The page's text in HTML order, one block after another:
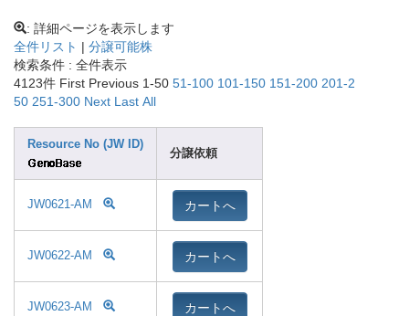
: 詳細ページを表示します
全件リスト | 分譲可能株
検索条件 : 全件表示
4123件 First Previous 1-50 51-100 101-150 151-200 201-2
50 251-300 Next Last All
Resource No (JW ID)
分譲依頼
JW0621-AM カートへ
JW0622-AM カートへ
JW0623-AM カートへ